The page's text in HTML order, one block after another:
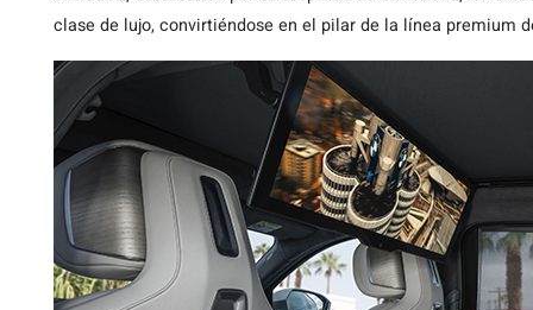
clase de lujo, convirtiéndose en el pilar de la línea premium